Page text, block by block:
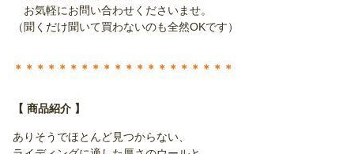
お気軽にお問い合わせくださいませ。
（聞くだけ聞いて買わないのも全然OKです）
＊＊＊＊＊＊＊＊＊＊＊＊＊＊＊＊＊＊＊＊
【 商品紹介 】
ありそうでほとんど見つからない、